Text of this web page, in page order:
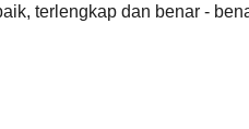
terlengkap dan benar -